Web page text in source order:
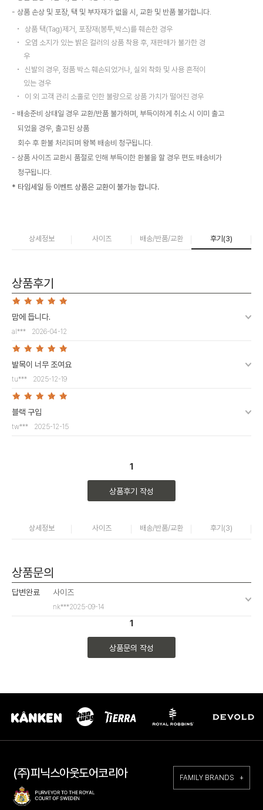
상품 손상 및 포장, 택 및 부자재가 없을 시, 교환 및 반품 불가합니다.
상품 택(Tag)제거, 포장재(봉투,박스)를 훼손한 경우
오염 소지가 있는 밝은 컬러의 상품 착용 후, 재판매가 불가한 경
우
신발의 경우, 정품 박스 훼손되었거나, 실외 착화 및 사용 흔적이
있는 경우
이 외 고객 관리 소홀로 인한 불량으로 상품 가치가 떨어진 경우
배송준비 상태일 경우 교환/반품 불가하며, 부득이하게 취소 시 이미 출고
되었을 경우, 출고된 상품
회수 후 환불 처리되며 왕복 배송비 청구됩니다.
상품 사이즈 교환시 품절로 인해 부득이한 환불을 할 경우 편도 배송비가
청구됩니다.
* 타임세일 등 이벤트 상품은 교환이 불가능 합니다.
상세정보 사이즈 배송/반품/교환 후기(3)
상품후기
맘에 듭니다.
al*** 2026-04-12
발목이 너무 조여요
tu*** 2025-12-19
블랙 구입
tw*** 2025-12-15
1
상품후기 작성
상세정보 사이즈 배송/반품/교환 후기(3)
상품문의
답변완료 사이즈
nk***2025-09-14
1
상품문의 작성
(주)피닉스아웃도어코리아 FAMILY BRANDS +